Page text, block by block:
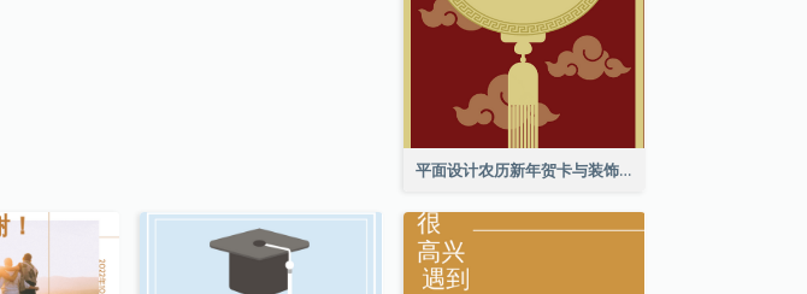
平面设计农历新年贺卡与装饰